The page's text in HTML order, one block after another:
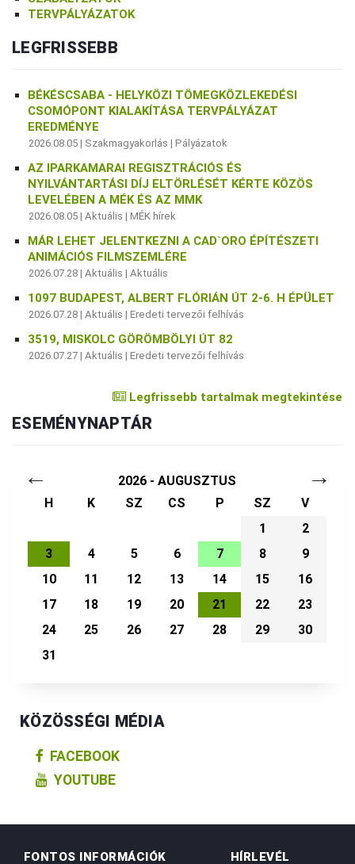
TERVPÁLYÁZATOK
LEGFRISSEBB
BÉKÉSCSABA - HELYKÖZI TÖMEGKÖZLEKEDÉSI
CSOMÓPONT KIALAKÍTÁSA TERVPÁLYÁZAT
EREDMÉNYE
2026.08.05 | Szakmagyakorlás | Pályázatok
AZ IPARKAMARAI REGISZTRÁCIÓS ÉS
NYILVÁNTARTÁSI DÍJ ELTÖRLÉSÉT KÉRTE KÖZÖS
LEVELÉBEN A MÉK ÉS AZ MMK
2026.08.05 | Aktuális | MÉK hírek
MÁR LEHET JELENTKEZNI A CAD`ORO ÉPÍTÉSZETI
ANIMÁCIÓS FILMSZEMLÉRE
2026.07.28 | Aktuális | Aktuális
1097 BUDAPEST, ALBERT FLÓRIÁN ÚT 2-6. H ÉPÜLET
2026.07.28 | Aktuális | Eredeti tervezői felhívás
3519, MISKOLC GÖRÖMBÖLYI ÚT 82
2026.07.27 | Aktuális | Eredeti tervezői felhívás
Legfrissebb tartalmak megtekintése
ESEMÉNYNAPTÁR
← 2026 - AUGUSZTUS →
H K SZ CS P SZ
V
1
2
3
4 5 6 7 8
9
10
11 12 13 14 15
16
17
18 19 20 21 22
23
24
25 26 27 28 29
30
31
KÖZÖSSÉGI MÉDIA
FACEBOOK
YOUTUBE
FONTOS INFORMÁCIÓK HÍRLEVÉL